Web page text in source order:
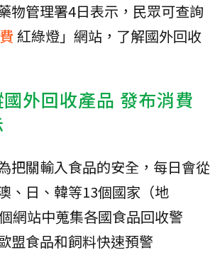
物管理署4日表示，民眾可查詢
紅綠燈」網站，了解國外回收
外回收產品 發布消費
把關輸入食品的安全，每日會從
、日、韓等13個國家（地
網站中蒐集各國食品回收警
盟食品和飼料快速預警